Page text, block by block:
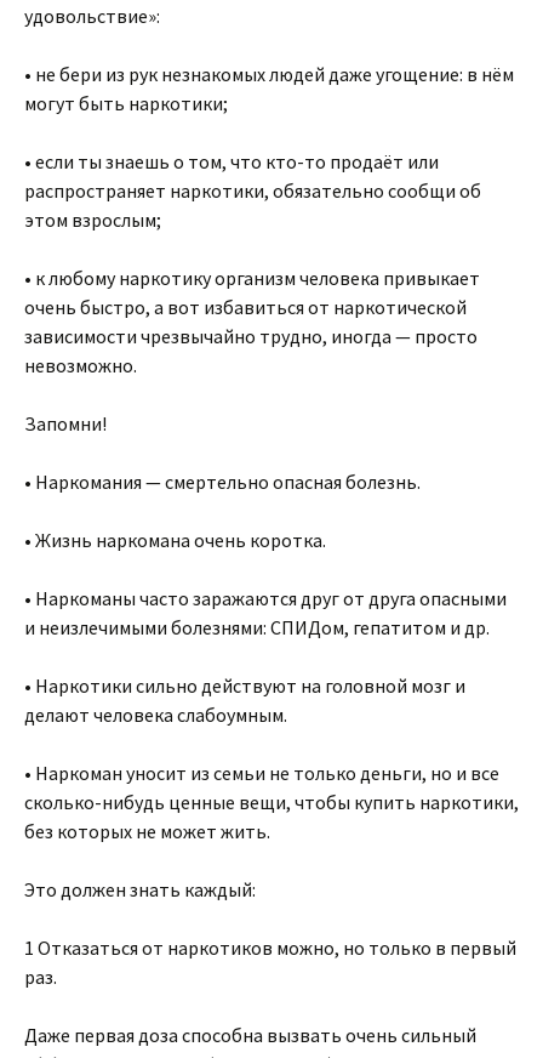
удовольствие»:
• не бери из рук незнакомых людей даже угощение: в нём
могут быть наркотики;
• если ты знаешь о том, что кто-то продаёт или
распространяет наркотики, обязательно сообщи об
этом взрослым;
• к любому наркотику организм человека привыкает
очень быстро, а вот избавиться от наркотической
зависимости чрезвычайно трудно, иногда — просто
невозможно.
Запомни!
• Наркомания — смертельно опасная болезнь.
• Жизнь наркомана очень коротка.
• Наркоманы часто заражаются друг от друга опасными
и неизлечимыми болезнями: СПИДом, гепатитом и др.
• Наркотики сильно действуют на головной мозг и
делают человека слабоумным.
• Наркоман уносит из семьи не только деньги, но и все
сколько-нибудь ценные вещи, чтобы купить наркотики,
без которых не может жить.
Это должен знать каждый:
1 Отказаться от наркотиков можно, но только в первый
раз.
Даже первая доза способна вызвать очень сильный